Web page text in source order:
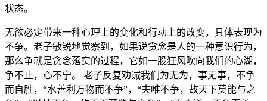
状态。
无欲必定带来一种心理上的变化和行动上的改变，具体表现为
不争。老子敏锐地觉察到，如果说贪念是人的一种意识行为，
那么争就是贪念落实的过程，它如一股狂风吹向我们的心湖，
争不止，心不宁。 老子反复劝诫我们为无为，事无事，不争
而自胜，“水善利万物而不争”，“夫唯不争，故天下莫能与之